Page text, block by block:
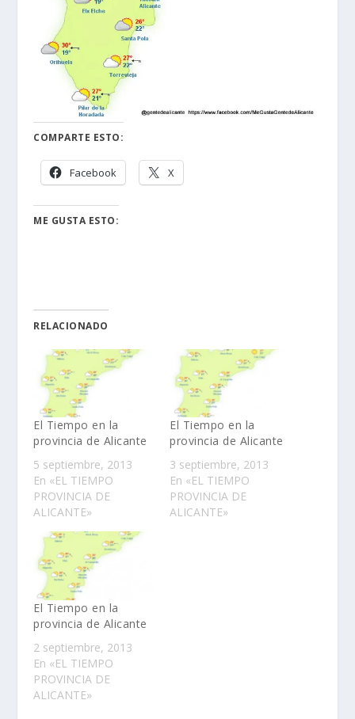
COMPARTE ESTO:
Facebook X
ME GUSTA ESTO:
RELACIONADO
El Tiempo en la
provincia de Alicante
5 septiembre, 2013
En «EL TIEMPO
PROVINCIA DE
ALICANTE»
El Tiempo en la
provincia de Alicante
3 septiembre, 2013
En «EL TIEMPO
PROVINCIA DE
ALICANTE»
El Tiempo en la
provincia de Alicante
2 septiembre, 2013
En «EL TIEMPO
PROVINCIA DE
ALICANTE»